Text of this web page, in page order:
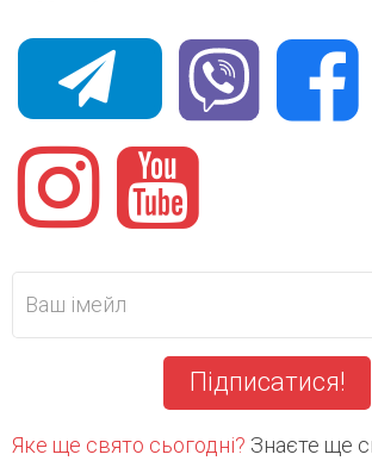
Підписатися!
Яке ще свято сьогодні? Знаєте ще